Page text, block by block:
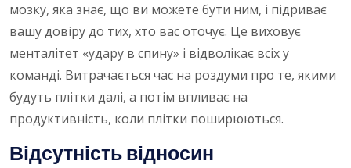
мозку, яка знає, що ви можете бути ним, і підриває
вашу довіру до тих, хто вас оточує. Це виховує
менталітет «удару в спину» і відволікає всіх у
команді. Витрачається час на роздуми про те, якими
будуть плітки далі, а потім впливає на
продуктивність, коли плітки поширюються.
Відсутність відносин